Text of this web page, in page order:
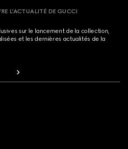
L’ACTUALITÉ DE GUCCI
sur le lancement de la collection,
et les dernières actualités de la